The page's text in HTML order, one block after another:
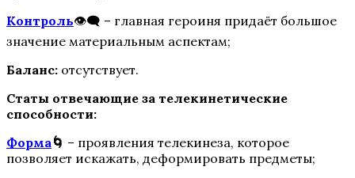
Пропавшие
Контроль👁️‍🗨️ – главная героиня придаёт большое
значение материальным аспектам;
Баланс: отсутствует.
Статы отвечающие за телекинетические
способности:
Форма 🌀 – проявления телекинеза, которое
позволяет искажать, деформировать предметы;